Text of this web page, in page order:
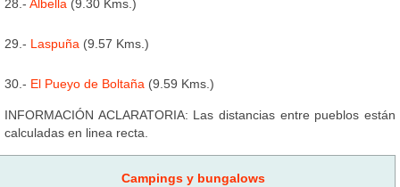
28.- Albella (9.30 Kms.)
29.- Laspuña (9.57 Kms.)
30.- El Pueyo de Boltaña (9.59 Kms.)
INFORMACIÓN ACLARATORIA: Las distancias entre pueblos están
calculadas en linea recta.
Campings y bungalows